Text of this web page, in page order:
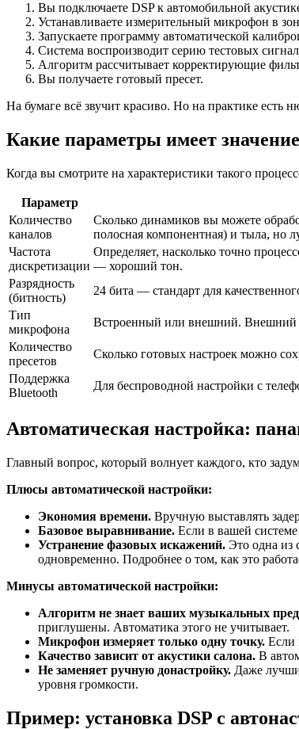
Вы подключаете DSP к автомобильной
Устанавливаете измерительный микрофон в
Запускаете программу автоматической
Система воспроизводит серию тестовых
Алгоритм рассчитывает корректирующие
Вы получаете готовый пресет.
На бумаге всё звучит красиво. Но на практике есть
Какие параметры имеет
Когда вы смотрите на характеристики такого
Параметр
Количество
каналов
Сколько динамиков вы можете
полосная компонентная) и тыла, но
Частота
дискретизации
Определяет, насколько точно
— хороший тон.
Разрядность
(битность)
24 бита — стандарт для
Тип
микрофона
Встроенный или внешний. Внешний
Количество
пресетов
Сколько готовых настроек можно
Поддержка
Bluetooth
Для беспроводной настройки с
Автоматическая настройка:
Главный вопрос, который волнует каждого, кто
Плюсы автоматической настройки:
Экономия времени. Вручную выставлять
Базовое выравнивание. Если в вашей системе
Устранение фазовых искажений. Это одна из
одновременно. Подробнее о том, как это
Минусы автоматической настройки:
Алгоритм не знает ваших музыкальных
приглушены. Автоматика этого не учитывает.
Микрофон измеряет только одну точку. Если
Качество зависит от акустики салона. В
Не заменяет ручную донастройку. Даже
уровня громкости.
Пример: установка DSP с